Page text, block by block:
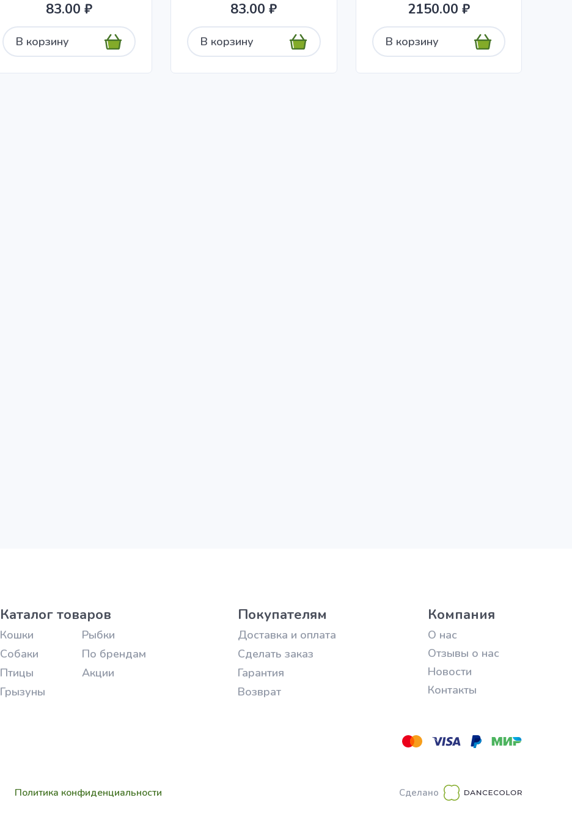
83.00 ₽
В корзину
83.00 ₽
В корзину
2150.00 ₽
В корзину
Каталог товаров
Кошки
Собаки
Птицы
Грызуны
Рыбки
По брендам
Акции
Покупателям
Доставка и оплата
Сделать заказ
Гарантия
Возврат
Компания
О нас
Отзывы о нас
Новости
Контакты
Политика конфиденциальности Сделано